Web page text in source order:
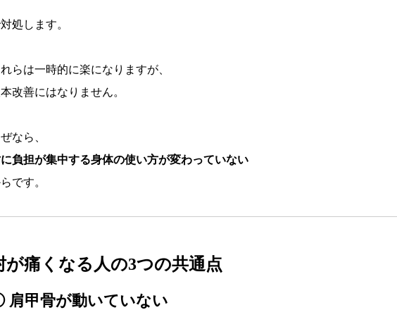
処します。
らは一時的に楽になりますが、
改善にはなりません。
なら、
負担が集中する身体の使い方が変わっていない
です。
が痛くなる人の3つの共通点
甲骨が動いていない